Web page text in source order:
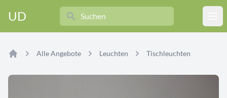
UD
Search
Alle Angebote Leuchten Tischleuchten